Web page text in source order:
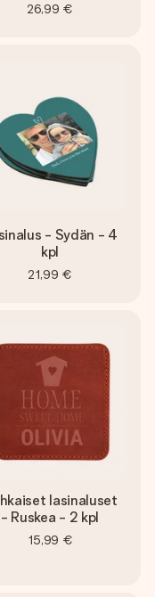
26,99 €
- Sydän - 4
kpl
21,99 €
lasinaluset
- Ruskea - 2 kpl
15,99 €